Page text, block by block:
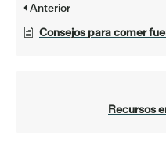
Anterior
Consejos para comer
Recursos